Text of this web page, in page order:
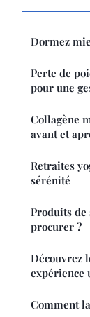
Dormez
Perte de
pour une
Collagène
avant et
Retraites
sérénité
Produits de
procurer ?
Découvrez
expérience
Comment